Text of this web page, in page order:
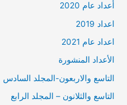
أعداد عام 2020
اعداد 2019
اعداد عام 2021
الأعداد المنشورة
التاسع والاربعون-المجلد السادس
التاسع والثلانون – المجلد الرابع